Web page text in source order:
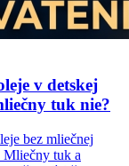
v detskej
tuk nie?
bez mliečnej
Mliečny tuk a